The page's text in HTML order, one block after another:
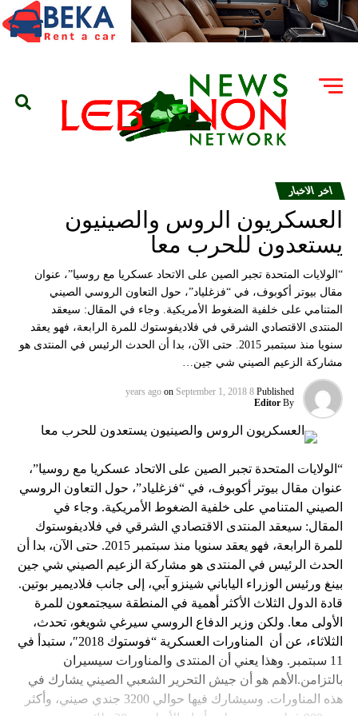
اخر الاخبار
العسكريون الروس والصينيون
يستعدون للحرب معا
“الولايات المتحدة تجبر الصين على الاتحاد عسكريا مع روسيا”، عنوان
مقال بيوتر أكوبوف، في “فزغلياد”، حول التعاون الروسي الصيني
المتنامي على خلفية الضغوط الأمريكية. وجاء في المقال: سيعقد
المنتدى الاقتصادي الشرقي في فلاديفوستوك للمرة الرابعة، فهو يعقد
سنويا منذ سبتمبر 2015. حتى الآن، بدا أن الحدث الرئيس في المنتدى هو
مشاركة الزعيم الصيني شي جين…
Published
8 years ago
on September 1, 2018
By
Editor
“الولايات المتحدة تجبر الصين على الاتحاد عسكريا مع روسيا”،
عنوان مقال بيوتر أكوبوف، في “فزغلياد”، حول التعاون الروسي
الصيني المتنامي على خلفية الضغوط الأمريكية. وجاء في
المقال: سيعقد المنتدى الاقتصادي الشرقي في فلاديفوستوك
للمرة الرابعة، فهو يعقد سنويا منذ سبتمبر 2015. حتى الآن، بدا أن
الحدث الرئيس في المنتدى هو مشاركة الزعيم الصيني شي جين
بينغ ورئيس الوزراء الياباني شينزو آبي، إلى جانب فلاديمير بوتين.
قادة الدول الثلاث الأكثر أهمية في المنطقة سيجتمعون للمرة
الأولى معا. ولكن وزير الدفاع الروسي سيرغي شويغو، تحدث،
الثلاثاء، عن أن المناورات العسكرية “فوستوك 2018″، ستبدأ في
11 سبتمبر. وهذا يعني أن المنتدى والمناورات سيسيران
بالتزامن.الأهم هو أن جيش التحرير الشعبي الصيني يشارك في
هذه المناورات. وسيشارك فيها حوالي 3200 جندي صيني، وأكثر